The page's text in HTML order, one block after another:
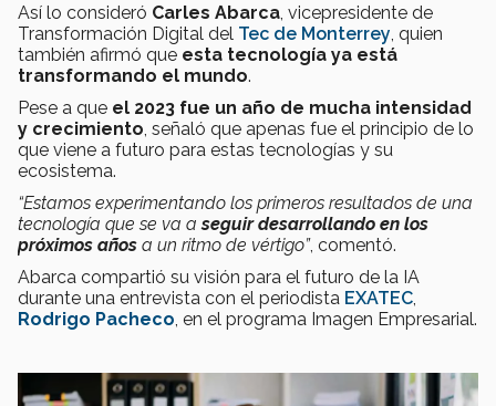
Así lo consideró Carles Abarca , vicepresidente de
Transformación Digital del Tec de Monterrey , quien
también afirmó que esta tecnología ya está
transformando el mundo.
Pese a que el 2023 fue un año de mucha intensidad
y crecimiento , señaló que apenas fue el principio de lo
que viene a futuro para estas tecnologías y su
ecosistema.
“Estamos experimentando los primeros resultados de una
tecnología que se va a seguir desarrollando en los
próximos años a un ritmo de vértigo”, comentó.
Abarca compartió su visión para el futuro de la IA
durante una entrevista con el periodista EXATEC
Rodrigo Pacheco , en el programa Imagen Empresarial.